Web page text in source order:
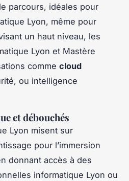
parcours, idéales pour
Lyon, même pour
un haut niveau, les
Lyon et Mastère
comme cloud
ou intelligence
et débouchés
Lyon misent sur
pour l’immersion
donnant accès à des
informatique Lyon ou